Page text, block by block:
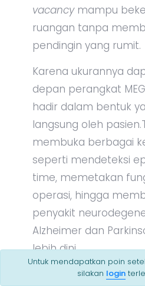
vacancymampu
ruangan tanpa
pendingin yang rumit.
Karena ukurannya
depan perangkat
hadir dalam bentuk
langsung oleh
membuka berbagai
seperti mendeteksi
time, memetakan
operasi, hingga
penyakit
Alzheimer dan
lebih dini.
Tidak hanya itu, para
Untuk mendapatkan poin
silakan login